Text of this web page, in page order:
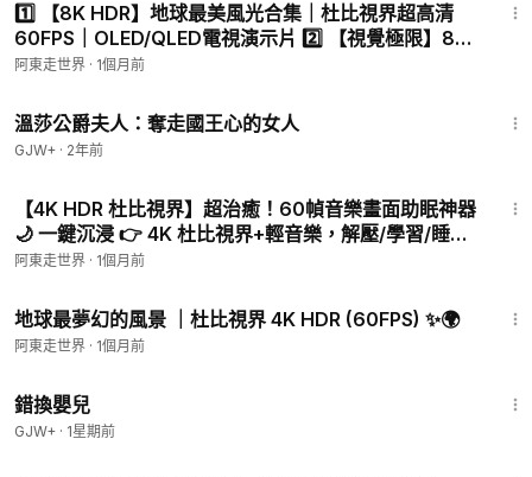
1️⃣ 【8K HDR】地球最美風光合集｜杜比視界超高清
60FPS｜OLED/QLED電視演示片 2️⃣ 【視覺極限】8K
HDR 世界奇景合集｜大堡礁·馬丘
阿東走世界 · 1個月前
溫莎公爵夫人：奪走國王心的女人
GJW+ · 2年前
【4K HDR 杜比視界】超治癒！60幀音樂畫面助眠神器
🌙 一鍵沉浸 👉 4K 杜比視界+輕音樂，解壓/學習/睡眠
必備 你的電視夠強嗎？📺 4K H
阿東走世界 · 1個月前
地球最夢幻的風景 ｜杜比視界 4K HDR (60FPS) ✨🌍
阿東走世界 · 1個月前
錯換嬰兒
GJW+ · 1星期前